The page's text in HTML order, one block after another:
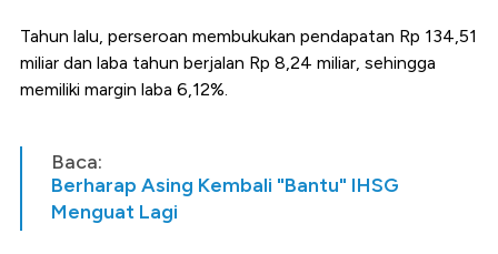
Tahun lalu, perseroan membukukan pendapatan Rp 134,51
miliar dan laba tahun berjalan Rp 8,24 miliar, sehingga
memiliki margin laba 6,12%.
Baca:
Berharap Asing Kembali "Bantu" IHSG
Menguat Lagi